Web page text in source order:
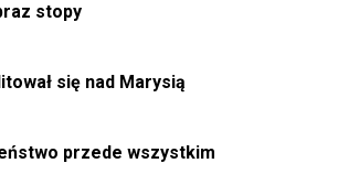
stopy
się nad Marysią
przede wszystkim